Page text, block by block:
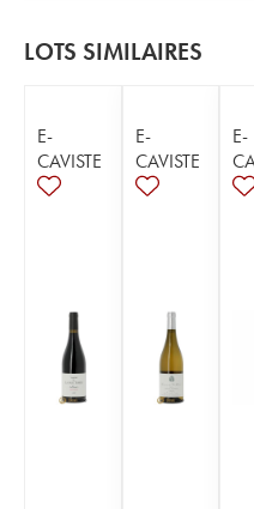
LOTS SIMILAIRES
E-
CAVISTE
E-
CAVISTE
E-